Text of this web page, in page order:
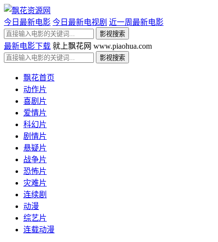
今日最新电影 今日最新电视剧 近一周最新电影
最新电影下载 就上飘花网 www.piaohua.com
飘花首页
动作片
喜剧片
爱情片
科幻片
剧情片
悬疑片
战争片
恐怖片
灾难片
连续剧
动漫
综艺片
连载动漫